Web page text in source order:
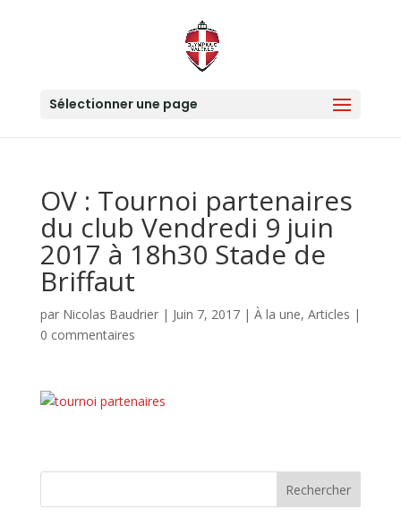
Sélectionner une page
OV : Tournoi partenaires
du club Vendredi 9 juin
2017 à 18h30 Stade de
Briffaut
par Nicolas Baudrier| Juin 7, 2017| À la une, Articles |
0 commentaires
Rechercher